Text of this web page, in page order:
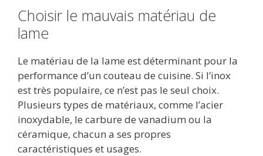
Choisir le mauvais matériau de
lame
Le matériau de la lame est déterminant pour la
performance d’un couteau de cuisine. Si l’inox
est très populaire, ce n’est pas le seul choix.
Plusieurs types de matériaux, comme l’acier
inoxydable, le carbure de vanadium ou la
céramique, chacun a ses propres
caractéristiques et usages.